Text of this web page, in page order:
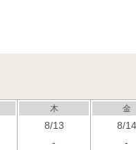
木
8/13
-
金
8/14
-